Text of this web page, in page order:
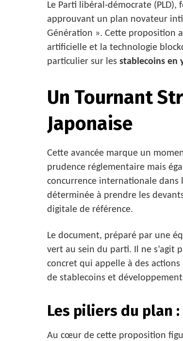
Le Parti libéral-démocrate
approuvant un plan novateur
Génération ». Cette proposition
artificielle et la technologie
particulier sur les stablecoins en
Un Tournant
Japonaise
Cette avancée marque un
prudence réglementaire mais
concurrence internationale dans
déterminée à prendre les
digitale de référence.
Le document, préparé par une
vert au sein du parti. Il ne s’agit
concret qui appelle à des
de stablecoins et
Les piliers du plan
Au cœur de cette proposition